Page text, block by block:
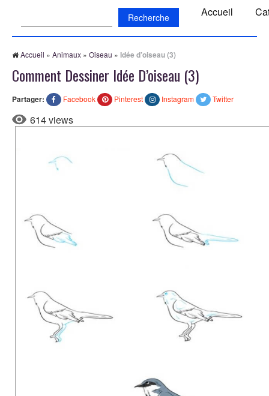
Accueil
Accueil » Animaux » Oiseau » Idée d’oiseau (3)
Comment Dessiner Idée D’oiseau (3)
Partager: Facebook Pinterest Instagram Twitter
614 views